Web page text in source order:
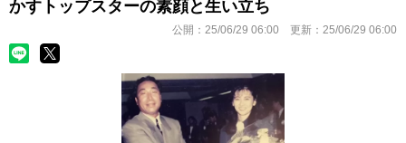
かすトップスターの素顔と生い立ち
公開： 25/06/29 06:00 更新： 25/06/29 06:00